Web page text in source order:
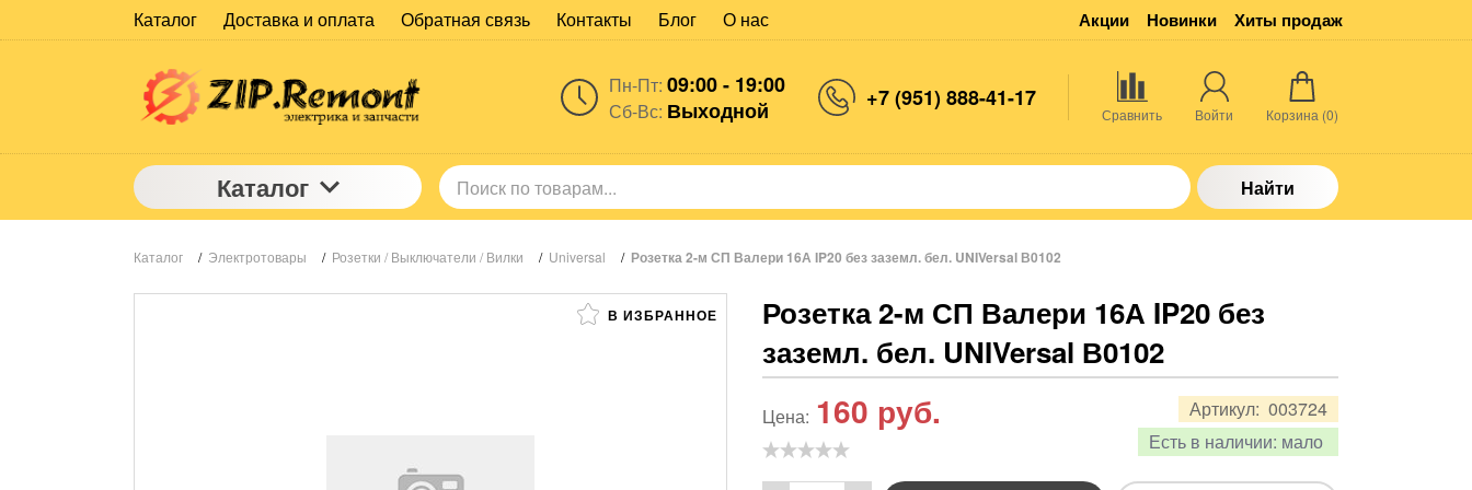
Каталог Доставка и оплата Обратная связь Контакты Блог О нас Акции Новинки Хиты продаж
Пн-Пт: 09:00 - 19:00
Сб-Вс: Выходной +7 (951) 888-41-17
Сравнить Войти Корзина (0)
Каталог Найти
Каталог / Электротовары / Розетки / Выключатели / Вилки / Universal / Розетка 2-м СП Валери 16А IP20 без заземл. бел. UNIVersal В0102
В ИЗБРАННОЕ
Розетка 2-м СП Валери 16А IP20 без
заземл. бел. UNIVersal В0102
Артикул: 003724
Есть в наличии: мало
Цена: 160 руб.